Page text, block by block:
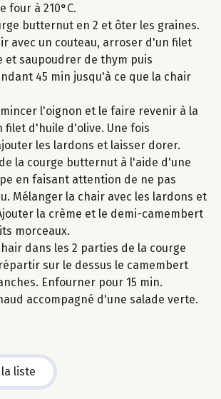
four à 210°C.
butternut en 2 et ôter les graines.
avec un couteau, arroser d'un filet
et saupoudrer de thym puis
45 min jusqu'à ce que la chair
l'oignon et le faire revenir à la
filet d'huile d'olive. Une fois
les lardons et laisser dorer.
la courge butternut à l'aide d'une
en faisant attention de ne pas
Mélanger la chair avec les lardons et
la crème et le demi-camembert
morceaux.
dans les 2 parties de la courge
sur le dessus le camembert
Enfourner pour 15 min.
accompagné d'une salade verte.
liste